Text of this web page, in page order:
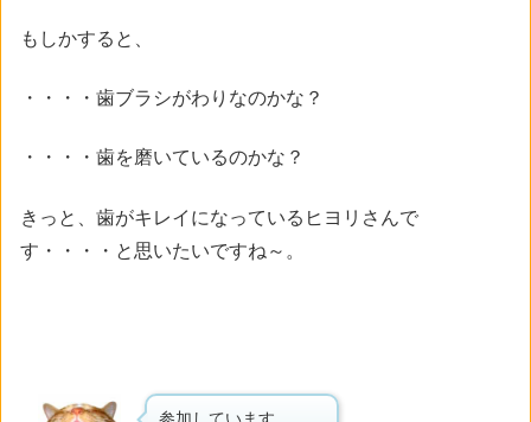
もしかすると、
・・・・歯ブラシがわりなのかな？
・・・・歯を磨いているのかな？
きっと、歯がキレイになっているヒヨリさんで
す・・・・と思いたいですね～。